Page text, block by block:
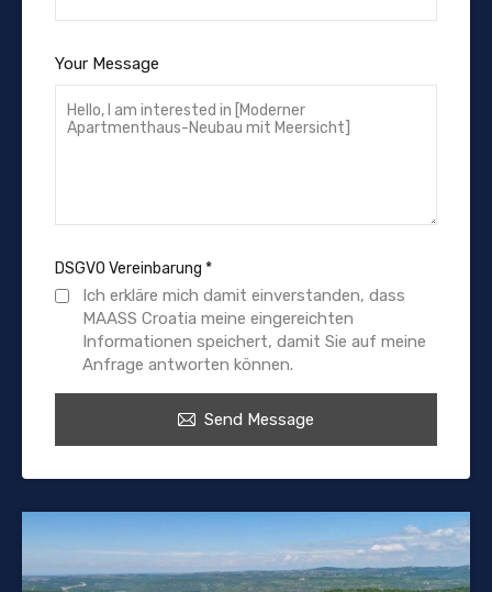
Your Message
DSGVO Vereinbarung *
Ich erkläre mich damit einverstanden, dass
MAASS Croatia meine eingereichten
Informationen speichert, damit Sie auf meine
Anfrage antworten können.
Send Message